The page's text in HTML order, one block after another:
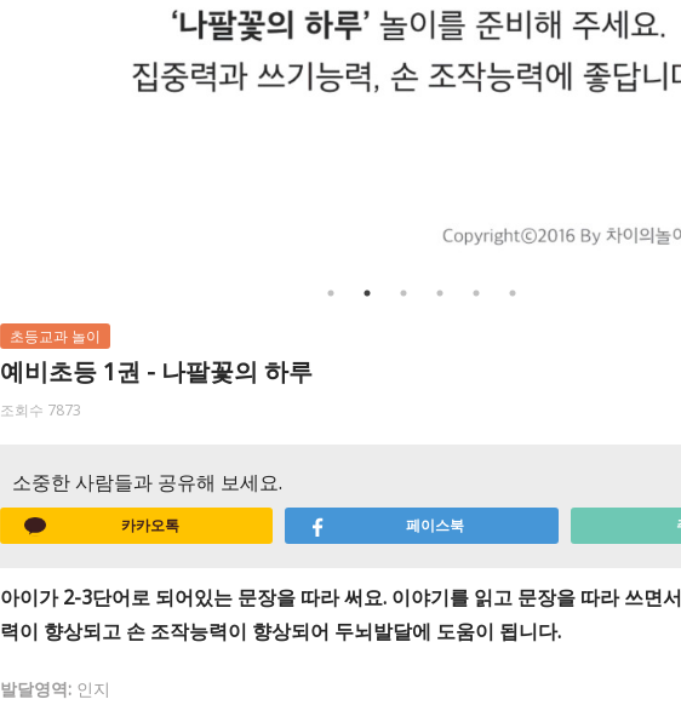
초등교과 놀이
예비초등 1권 - 나팔꽃의 하루
조회수 7873
소중한 사람들과 공유해 보세요.
카카오톡 페이스북
아이가 2-3단어로 되어있는 문장을 따라 써요. 이야기를 읽고 문장을 따라 쓰면
력이 향상되고 손 조작능력이 향상되어 두뇌발달에 도움이 됩니다.
발달영역: 인지